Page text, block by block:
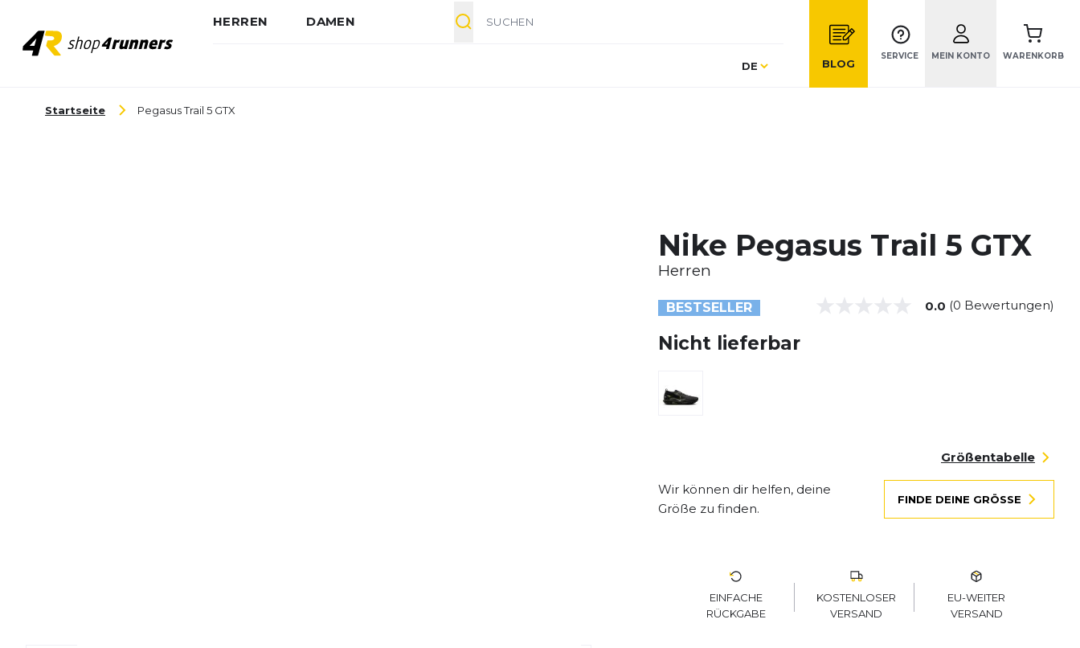
HERREN DAMEN
Sprache
DE BLOG
SERVICE MEIN KONTO WARENKORB
Startseite Pegasus Trail 5 GTX
Nike Pegasus Trail 5 GTX
Herren
BESTSELLER 0.0 (0 Bewertungen)
Nicht lieferbar
Größentabelle
Wir können dir helfen, deine
Größe zu finden.
FINDE DEINE GRÖSSE
EINFACHE
RÜCKGABE
KOSTENLOSER
VERSAND
EU-WEITER
VERSAND